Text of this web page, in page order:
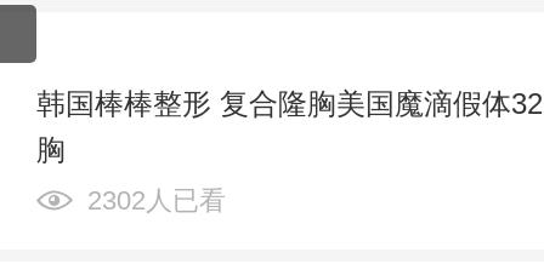
韩国棒棒整形 复合隆胸美国魔滴假体
胸
2302人已看